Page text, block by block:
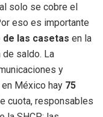
solo se cobre el
eso es importante
las casetas en la
de saldo. La
y
México hay 75
cuota, responsables